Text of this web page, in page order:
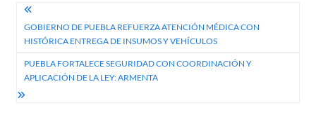
Navegación
de
entradas
GOBIERNO DE PUEBLA REFUERZA ATENCIÓN MÉDICA CON
HISTÓRICA ENTREGA DE INSUMOS Y VEHÍCULOS
PUEBLA FORTALECE SEGURIDAD CON COORDINACIÓN Y
APLICACIÓN DE LA LEY: ARMENTA